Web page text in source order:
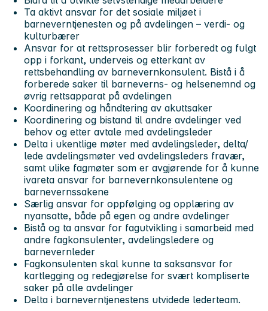
Ta aktivt ansvar for det sosiale miljøet i
barneverntjenesten og på avdelingen – verdi- og
kulturbærer
Ansvar for at rettsprosesser blir forberedt og fulgt
opp i forkant, underveis og etterkant av
rettsbehandling av barnevernkonsulent. Bistå i å
forberede saker til barneverns- og helsenemnd og
øvrig rettsapparat på avdelingen
Koordinering og håndtering av akuttsaker
Koordinering og bistand til andre avdelinger ved
behov og etter avtale med avdelingsleder
Delta i ukentlige møter med avdelingsleder, delta/
lede avdelingsmøter ved avdelingsleders fravær,
samt ulike fagmøter som er avgjørende for å kunne
ivareta ansvar for barnevernkonsulentene og
barnevernssakene
Særlig ansvar for oppfølging og opplæring av
nyansatte, både på egen og andre avdelinger
Bistå og ta ansvar for fagutvikling i samarbeid med
andre fagkonsulenter, avdelingsledere og
barnevernleder
Fagkonsulenten skal kunne ta saksansvar for
kartlegging og redegjørelse for svært kompliserte
saker på alle avdelinger
Delta i barneverntjenestens utvidede lederteam.